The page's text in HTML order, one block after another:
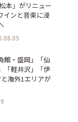
本」がリニュー
インと音楽に浸
館・盛岡」「仙
「軽井沢」「伊
海外1エリアが